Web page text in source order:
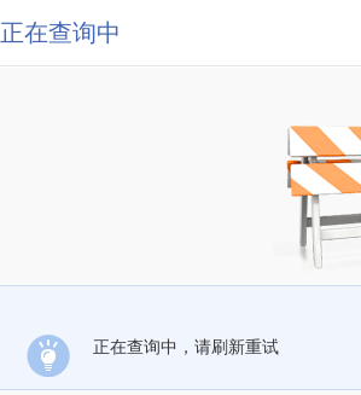
正在查询中
正在查询中，请刷新重试